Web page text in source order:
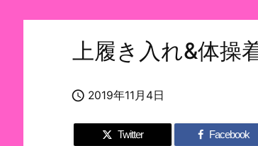
上履き入れ&体操
 2019年11月4日
Twitter Facebook